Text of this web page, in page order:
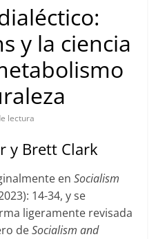
y la ciencia
lectura
y Brett Clark
enSocialism
14-34, y se
ligeramente revisada
deSocialism and